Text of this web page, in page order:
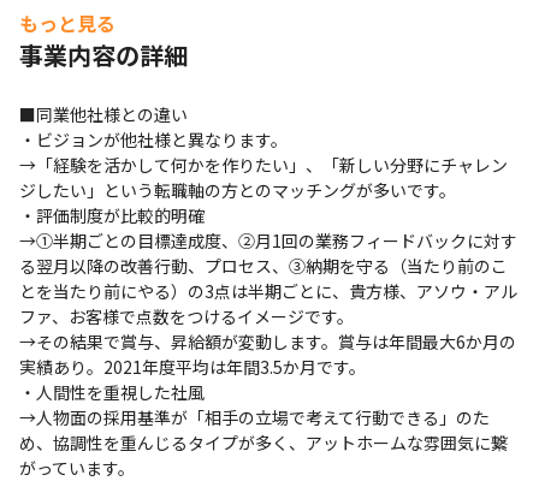
望のスキルアップを実現できます。
もっと見る
事業内容の詳細
■同業他社様との違い
・ビジョンが他社様と異なります。
→「経験を活かして何かを作りたい」、「新しい分野にチャレン
ジしたい」という転職軸の方とのマッチングが多いです。
・評価制度が比較的明確
→①半期ごとの目標達成度、②月1回の業務フィードバックに対す
る翌月以降の改善行動、プロセス、③納期を守る（当たり前のこ
とを当たり前にやる）の3点は半期ごとに、貴方様、アソウ・アル
ファ、お客様で点数をつけるイメージです。
→その結果で賞与、昇給額が変動します。賞与は年間最大6か月の
実績あり。2021年度平均は年間3.5か月です。
・人間性を重視した社風
→人物面の採用基準が「相手の立場で考えて行動できる」のた
め、協調性を重んじるタイプが多く、アットホームな雰囲気に繋
がっています。